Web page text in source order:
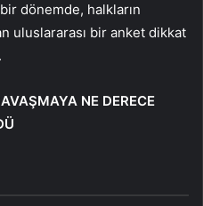
dönemde, halkların
uluslararası bir anket dikkat
NE DERECE